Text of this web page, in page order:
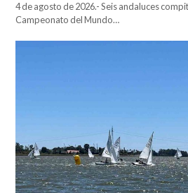
4 de agosto de 2026.- Seis andaluces
Campeonato del Mundo…